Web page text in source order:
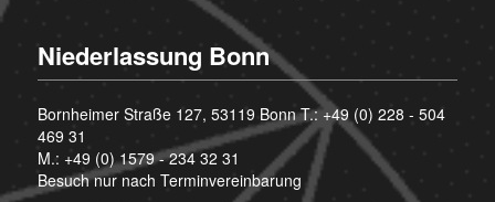
Niederlassung Bonn
Bornheimer Straße 127, 53119 Bonn T.:+49 (0) 228 - 504
469 31
M.: +49 (0) 1579 - 234 32 31
Besuch nur nach Terminvereinbarung